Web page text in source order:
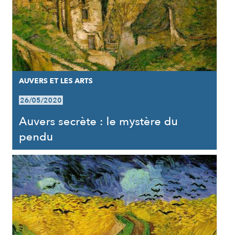
AUVERS ET LES ARTS
26/05/2020
Auvers secrète : le mystère du
pendu